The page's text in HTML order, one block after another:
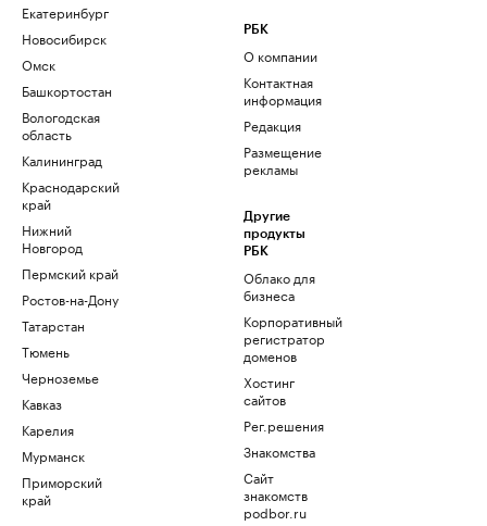
Екатеринбург
Новосибирск
Омск
Башкортостан
Вологодская
область
Калининград
Краснодарский
край
Нижний
Новгород
Пермский край
Ростов-на-Дону
Татарстан
Тюмень
Черноземье
Кавказ
Карелия
Мурманск
Приморский
край
РБК
О компании
Контактная
информация
Редакция
Размещение
рекламы
Другие
продукты
РБК
Облако для
бизнеса
Корпоративный
регистратор
доменов
Хостинг
сайтов
Рег.решения
Знакомства
Сайт
знакомств
podbor.ru